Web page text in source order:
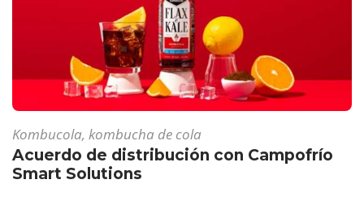
Kombucola, kombucha de cola
Acuerdo de distribución con Campofrío
Smart Solutions